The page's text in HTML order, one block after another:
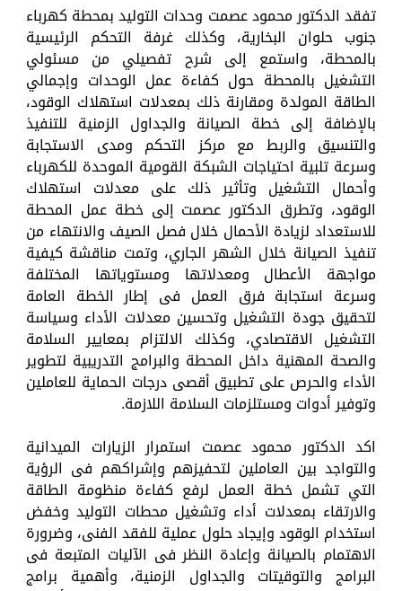
تفقد الدكتور محمود عصمت وحدات التوليد بمحطة كهرباء
جنوب حلوان البخارية، وكذلك غرفة التحكم الرئيسية
بالمحطة، واستمع إلى شرح تفصيلي من مسئولي
التشغيل بالمحطة حول كفاءة عمل الوحدات وإجمالي
الطاقة المولدة ومقارنة ذلك بمعدلات استهلاك الوقود،
بالإضافة إلى خطة الصيانة والجداول الزمنية للتنفيذ
والتنسيق والربط مع مركز التحكم ومدى الاستجابة
وسرعة تلبية احتياجات الشبكة القومية الموحدة للكهرباء
وأحمال التشغيل وتأثير ذلك على معدلات استهلاك
الوقود، وتطرق الدكتور عصمت إلى خطة عمل المحطة
للاستعداد لزيادة الأحمال خلال فصل الصيف والانتهاء من
تنفيذ الصيانة خلال الشهر الجاري، وتمت مناقشة كيفية
مواجهة الأعطال ومعدلاتها ومستوياتها المختلفة
وسرعة استجابة فرق العمل فى إطار الخطة العامة
لتحقيق جودة التشغيل وتحسين معدلات الأداء وسياسة
التشغيل الاقتصادي، وكذلك الالتزام بمعايير السلامة
والصحة المهنية داخل المحطة والبرامج التدريبية لتطوير
الأداء والحرص على تطبيق أقصى درجات الحماية للعاملين
وتوفير أدوات ومستلزمات السلامة اللازمة.
اكد الدكتور محمود عصمت استمرار الزيارات الميدانية
والتواجد بين العاملين لتحفيزهم وإشراكهم فى الرؤية
التي تشمل خطة العمل لرفع كفاءة منظومة الطاقة
والارتقاء بمعدلات أداء وتشغيل محطات التوليد وخفض
استخدام الوقود وإيجاد حلول عملية للفقد الفنى، وضرورة
الاهتمام بالصيانة وإعادة النظر فى الآليات المتبعة فى
البرامج والتوقيتات والجداول الزمنية، وأهمية برامج